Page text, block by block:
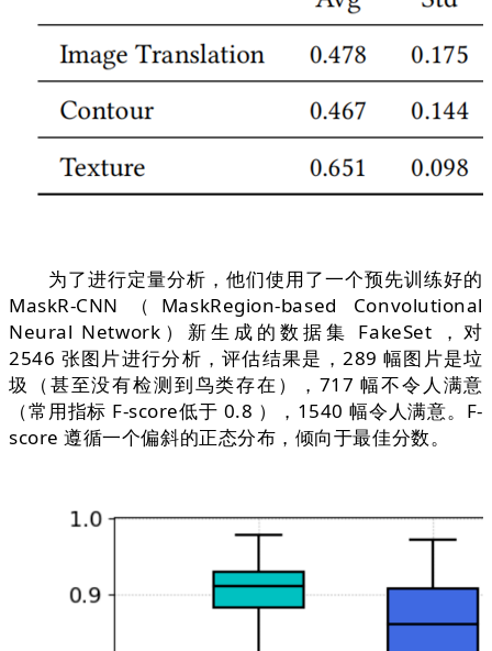
为了进行定量分析，他们使用了一个预先训练好的
MaskR-CNN（MaskRegion-based Convolutional
Neural Network）新生成的数据集 FakeSet ，对
2546 张图片进行分析，评估结果是，289 幅图片是垃
圾（甚至没有检测到鸟类存在），717 幅不令人满意
（常用指标 F-score低于 0.8 ），1540 幅令人满意。F-
score 遵循一个偏斜的正态分布，倾向于最佳分数。